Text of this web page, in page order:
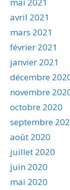
avril 2021
mars 2021
février 2021
janvier 2021
décembre
novembre
octobre 2020
septembre
août 2020
juillet 2020
juin 2020
mai 2020